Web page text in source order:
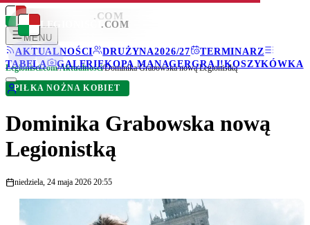
LEGIONISCI .COM
MENU
AKTUALNOŚCI
DRUŻYNA2026/27
TERMINARZ
TABELA
GALERIEKOPA MANAGERGRAJ!KOSZYKÓWKA
LEGIONISCI .COM
Legionisci.com/Aktualności/Dominika Grabowska nową Legionistką
PIŁKA NOŻNA KOBIET
Dominika Grabowska nową
Legionistką
niedziela, 24 maja 2026 20:55